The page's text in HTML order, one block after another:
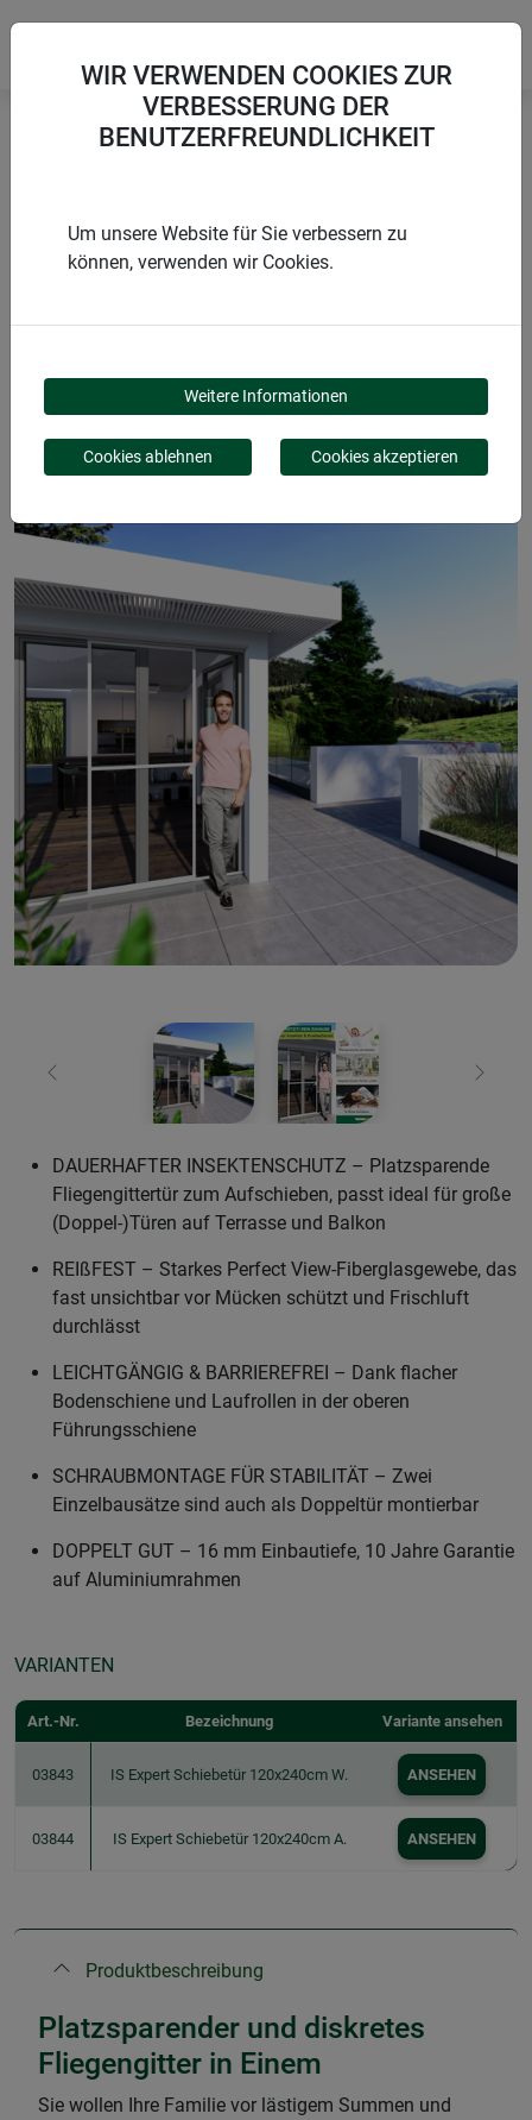
FLIEGENGITTER
SCHIEBETÜR EXPERT
Zurück Weiter
DAUERHAFTER INSEKTENSCHUTZ – Platzsparende
Fliegengittertür zum Aufschieben, passt ideal für große
(Doppel-)Türen auf Terrasse und Balkon
REIßFEST – Starkes Perfect View-Fiberglasgewebe, das
fast unsichtbar vor Mücken schützt und Frischluft
durchlässt
LEICHTGÄNGIG & BARRIEREFREI – Dank flacher
Bodenschiene und Laufrollen in der oberen
Führungsschiene
SCHRAUBMONTAGE FÜR STABILITÄT – Zwei
Einzelbausätze sind auch als Doppeltür montierbar
DOPPELT GUT – 16 mm Einbautiefe, 10 Jahre Garantie
auf Aluminiumrahmen
VARIANTEN
Art.-Nr. Bezeichnung Variante ansehen
03843 IS Expert Schiebetür 120x240cm W. ANSEHEN
03844 IS Expert Schiebetür 120x240cm A. ANSEHEN
Produktbeschreibung
Platzsparender und diskretes
Fliegengitter in Einem
Sie wollen Ihre Familie vor lästigem Summen und
WIR VERWENDEN COOKIES ZUR
VERBESSERUNG DER
BENUTZERFREUNDLICHKEIT
Um unsere Website für Sie verbessern zu
können, verwenden wir Cookies.
Weitere Informationen
Cookies ablehnen Cookies akzeptieren